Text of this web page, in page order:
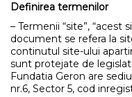
Definirea termenilor
– Termenii “site”, “acest
document se refera la
continutul site-ului
sunt protejate de
Fundatia Geron are
nr.6, Sector 5, cod